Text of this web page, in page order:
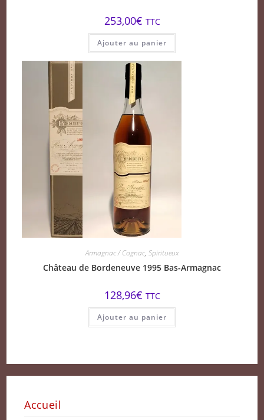
253,00€ TTC
Ajouter au panier
Armagnac / Cognac, Spiritueux
Château de Bordeneuve 1995 Bas-Armagnac
128,96€ TTC
Ajouter au panier
Accueil